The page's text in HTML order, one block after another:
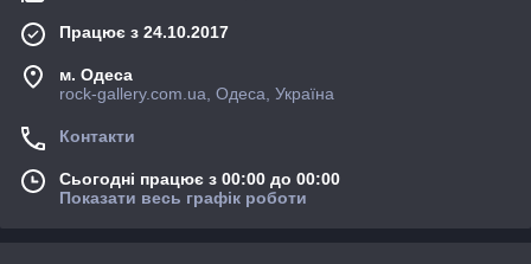
Працює з 24.10.2017
м. Одеса
rock-gallery.com.ua, Одеса, Україна
Контакти
Сьогодні працює з 00:00 до 00:00
Показати весь графік роботи